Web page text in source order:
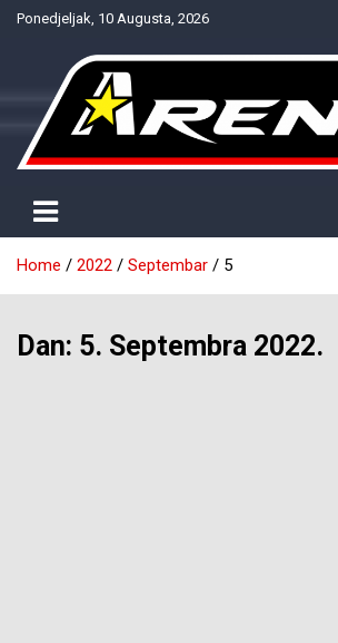
SkipPonedjeljak, 10 Augusta, 2026
NTV Arena
Home 2022 Septembar 5
Dan: 5. Septembra 2022.